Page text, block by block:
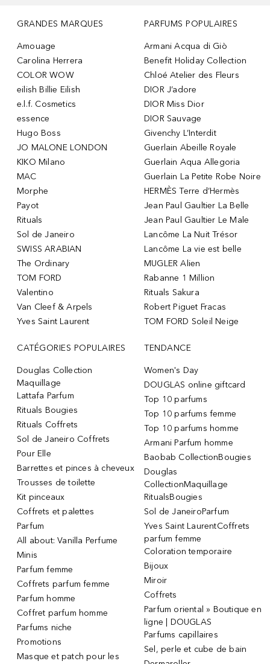
GRANDES MARQUES
Amouage
Carolina Herrera
COLOR WOW
eilish Billie Eilish
e.l.f. Cosmetics
essence
Hugo Boss
JO MALONE LONDON
KIKO Milano
MAC
Morphe
Payot
Rituals
Sol de Janeiro
SWISS ARABIAN
The Ordinary
TOM FORD
Valentino
Van Cleef & Arpels
Yves Saint Laurent
PARFUMS POPULAIRES
Armani Acqua di Giò
Benefit Holiday Collection
Chloé Atelier des Fleurs
DIOR J’adore
DIOR Miss Dior
DIOR Sauvage
Givenchy L’Interdit
Guerlain Abeille Royale
Guerlain Aqua Allegoria
Guerlain La Petite Robe Noire
HERMÈS Terre d’Hermès
Jean Paul Gaultier La Belle
Jean Paul Gaultier Le Male
Lancôme La Nuit Trésor
Lancôme La vie est belle
MUGLER Alien
Rabanne 1 Million
Rituals Sakura
Robert Piguet Fracas
TOM FORD Soleil Neige
CATÉGORIES POPULAIRES
Douglas Collection
Maquillage
Lattafa Parfum
Rituals Bougies
Rituals Coffrets
Sol de Janeiro Coffrets
Pour Elle
Barrettes et pinces à cheveux
Trousses de toilette
Kit pinceaux
Coffrets et palettes
Parfum
All about: Vanilla Perfume
Minis
Parfum femme
Coffrets parfum femme
Parfum homme
Coffret parfum homme
Parfums niche
Promotions
Masque et patch pour les
TENDANCE
Women's Day
DOUGLAS online giftcard
Top 10 parfums
Top 10 parfums femme
Top 10 parfums homme
Armani Parfum homme
Baobab CollectionBougies
Douglas
CollectionMaquillage
RitualsBougies
Sol de JaneiroParfum
Yves Saint LaurentCoffrets
parfum femme
Coloration temporaire
Bijoux
Miroir
Coffrets
Parfum oriental » Boutique en
ligne | DOUGLAS
Parfums capillaires
Sel, perle et cube de bain